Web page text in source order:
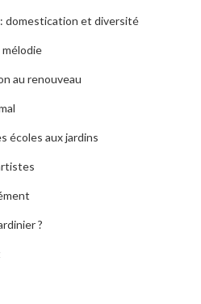
domestication et diversité
mélodie
au renouveau
écoles aux jardins
?